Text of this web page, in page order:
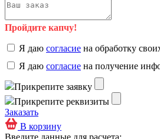
Пройдите капчу!
Я даю согласие на обработку
Я даю согласие на получение
Прикрепите заявку
Прикрепите реквизиты
Заказать
В корзину
Введите данные для расчета: